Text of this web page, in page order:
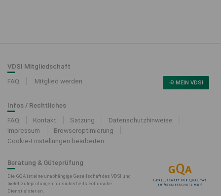
VDSI Mitgliedschaft
MEIN VDSI
FAQ Mitglied werden
Infos / Rechtliches
FAQ
Kontakt Satzung
Datenschutzhinweise
Impressum
Browseroptimierung
Cookie-Einstellungen bearbeiten
Beratung & Güteprüfung
Die GQA ist eine unabhängige Gesellschaft des VDSI und
bietet Güteprüfungen für sicherheitstechnische
Dienstleister an.